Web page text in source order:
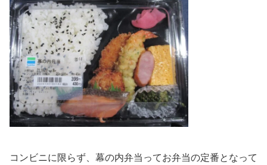
コンビニに限らず、幕の内弁当ってお弁当の定番となって